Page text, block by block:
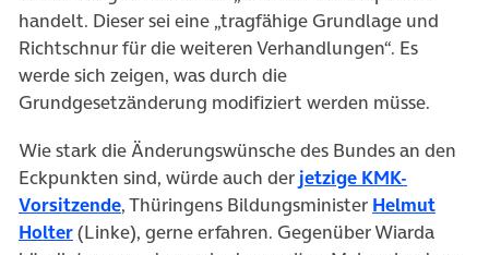
handelt. Dieser sei eine „tragfähige Grundlage und
Richtschnur für die weiteren Verhandlungen“. Es
werde sich zeigen, was durch die
Grundgesetzänderung modifiziert werden müsse.
Wie stark die Änderungswünsche des Bundes an den
Eckpunkten sind, würde auch der jetzige KMK-
Vorsitzende(öffnet in neuem Tab)
, Thüringens Bildungsminister Helmut
Holter(öffnet in neuem Tab)
(Linke), gerne erfahren. Gegenüber Wiarda